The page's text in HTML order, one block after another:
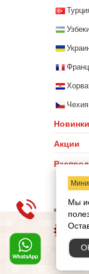
Чехия
Новинки
Акции
Мы